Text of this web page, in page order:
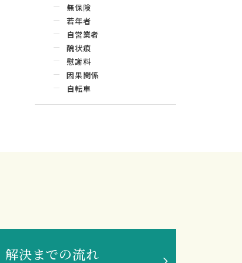
無保険
若年者
自営業者
醜状痕
慰謝料
因果関係
自転車
解決までの流れ